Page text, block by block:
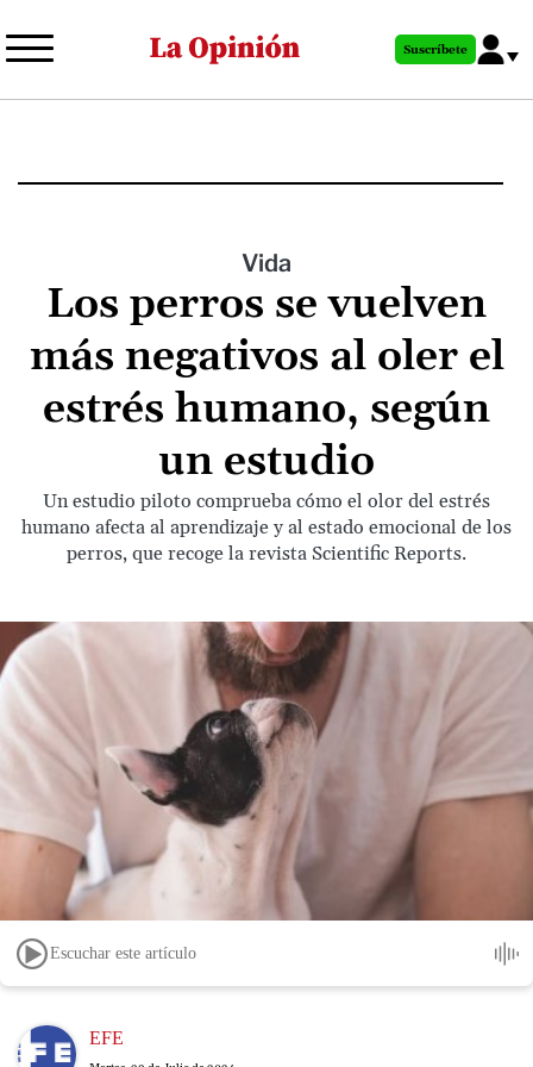
al
principal
Suscríbete
Vida
Los perros se vuelven
más negativos al oler el
estrés humano, según
un estudio
Un estudio piloto comprueba cómo el olor del estrés
humano afecta al aprendizaje y al estado emocional de los
perros, que recoge la revista Scientific Reports.
Escuchar este artículo
Image EFE